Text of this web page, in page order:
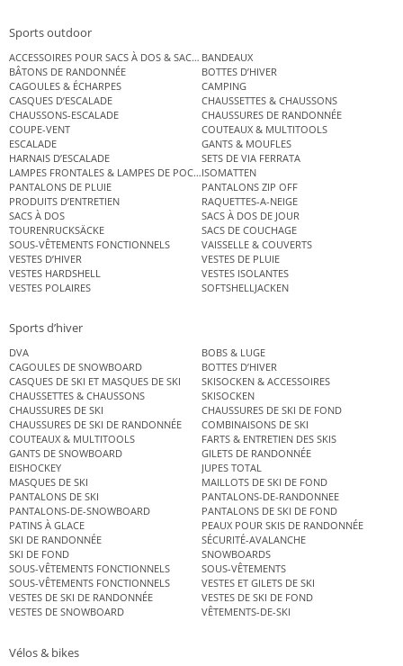
Sports outdoor
ACCESSOIRES POUR SACS À DOS & SACS ÉTANCHES
BANDEAUX
BÂTONS DE RANDONNÉE
BOTTES D’HIVER
CAGOULES & ÉCHARPES
CAMPING
CASQUES D’ESCALADE
CHAUSSETTES & CHAUSSONS
CHAUSSONS-ESCALADE
CHAUSSURES DE RANDONNÉE
COUPE-VENT
COUTEAUX & MULTITOOLS
ESCALADE
GANTS & MOUFLES
HARNAIS D’ESCALADE
SETS DE VIA FERRATA
LAMPES FRONTALES & LAMPES DE POCHEISOMATTEN
PANTALONS DE PLUIE
PANTALONS ZIP OFF
PRODUITS D’ENTRETIEN
RAQUETTES-A-NEIGE
SACS À DOS
SACS À DOS DE JOUR
TOURENRUCKSÄCKE
SACS DE COUCHAGE
SOUS-VÊTEMENTS FONCTIONNELS
VAISSELLE & COUVERTS
VESTES D’HIVER
VESTES DE PLUIE
VESTES HARDSHELL
VESTES ISOLANTES
VESTES POLAIRES
SOFTSHELLJACKEN
Sports d’hiver
DVA
BOBS & LUGE
CAGOULES DE SNOWBOARD
BOTTES D’HIVER
CASQUES DE SKI ET MASQUES DE SKI
SKISOCKEN & ACCESSOIRES
CHAUSSETTES & CHAUSSONS
SKISOCKEN
CHAUSSURES DE SKI
CHAUSSURES DE SKI DE FOND
CHAUSSURES DE SKI DE RANDONNÉE
COMBINAISONS DE SKI
COUTEAUX & MULTITOOLS
FARTS & ENTRETIEN DES SKIS
GANTS DE SNOWBOARD
GILETS DE RANDONNÉE
EISHOCKEY
JUPES TOTAL
MASQUES DE SKI
MAILLOTS DE SKI DE FOND
PANTALONS DE SKI
PANTALONS-DE-RANDONNEE
PANTALONS-DE-SNOWBOARD
PANTALONS DE SKI DE FOND
PATINS À GLACE
PEAUX POUR SKIS DE RANDONNÉE
SKI DE RANDONNÉE
SÉCURITÉ-AVALANCHE
SKI DE FOND
SNOWBOARDS
SOUS-VÊTEMENTS FONCTIONNELS
SOUS-VÊTEMENTS
SOUS-VÊTEMENTS FONCTIONNELS
VESTES ET GILETS DE SKI
VESTES DE SKI DE RANDONNÉE
VESTES DE SKI DE FOND
VESTES DE SNOWBOARD
VÊTEMENTS-DE-SKI
Vélos & bikes